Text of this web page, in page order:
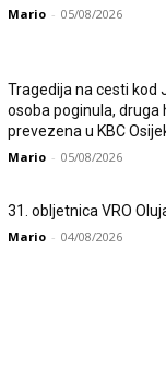
Mario - 05/08/2026
Tragedija na cesti kod
osoba poginula, druga
prevezena u KBC
Mario - 05/08/2026
31. obljetnica VRO
Mario - 04/08/2026